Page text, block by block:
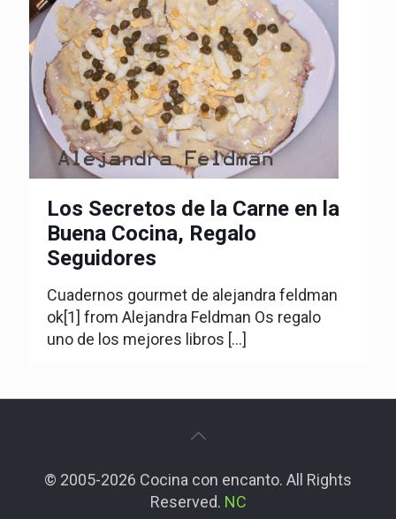
Los Secretos de la Carne en la
Buena Cocina, Regalo
Seguidores
Cuadernos gourmet de alejandra feldman
ok[1] from Alejandra Feldman Os regalo
uno de los mejores libros […]
© 2005-2026 Cocina con encanto. All Rights
Reserved. NC